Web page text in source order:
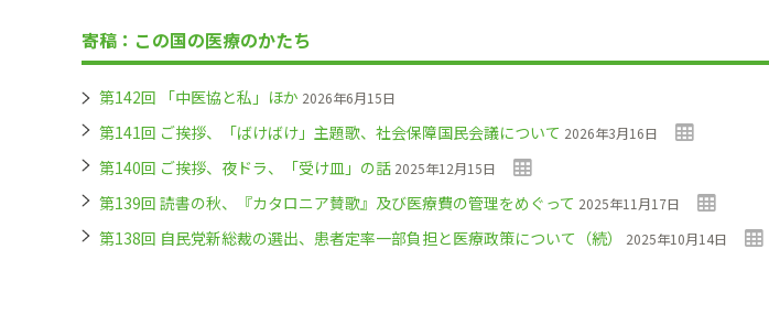
寄稿：この国の医療のかたち
第142回 「中医協と私」ほか 2026年6月15日
第141回 ご挨拶、「ばけばけ」主題歌、社会保障国民会議について 2026年3月16日
第140回 ご挨拶、夜ドラ、「受け皿」の話 2025年12月15日
第139回 読書の秋、『カタロニア賛歌』及び医療費の管理をめぐって 2025年11月17日
第138回 自民党新総裁の選出、患者定率一部負担と医療政策について（続） 2025年10月14日